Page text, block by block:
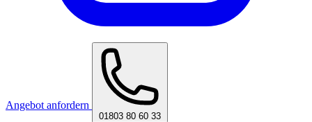
Angebot anfordern
01803 80 60 33